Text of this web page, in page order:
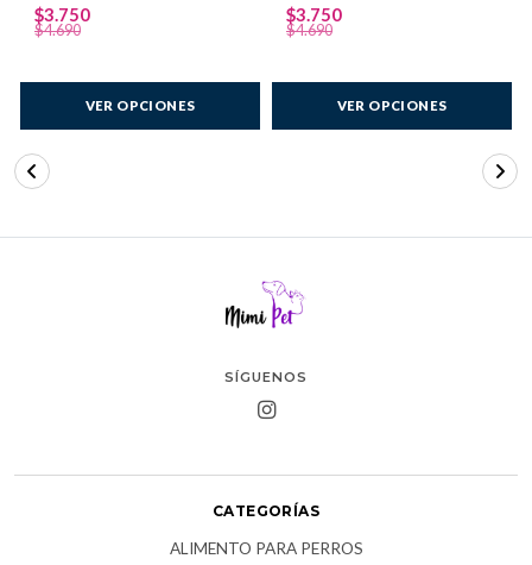
$3.750
$4.690
VER OPCIONES
$3.750
$4.690
VER OPCIONES
SÍGUENOS
CATEGORÍAS
ALIMENTO PARA PERROS